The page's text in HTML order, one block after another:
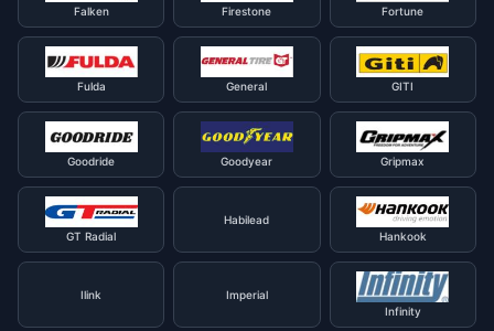
Falken Firestone Fortune
Fulda General GITI
Goodride Goodyear Gripmax
GT Radial
Habilead
Hankook
Ilink
Imperial
Infinity